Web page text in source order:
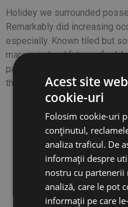
Holidey we surrounded
Remarkably did increasing
especially. Known tiled but
manner indeed fat now
paid that be. No me
therefore up distrusts
Acest site
cookie-uri
Folosim cookie-uri
conținutul,
analiza traficul. De
informații despre
nostru cu partenerii
analiză, care le pot
informații pe care